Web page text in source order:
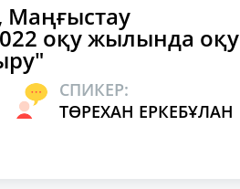
оқу жылында оқу
СПИКЕР:
ТӨРЕХАН ЕРКЕБҰЛАН